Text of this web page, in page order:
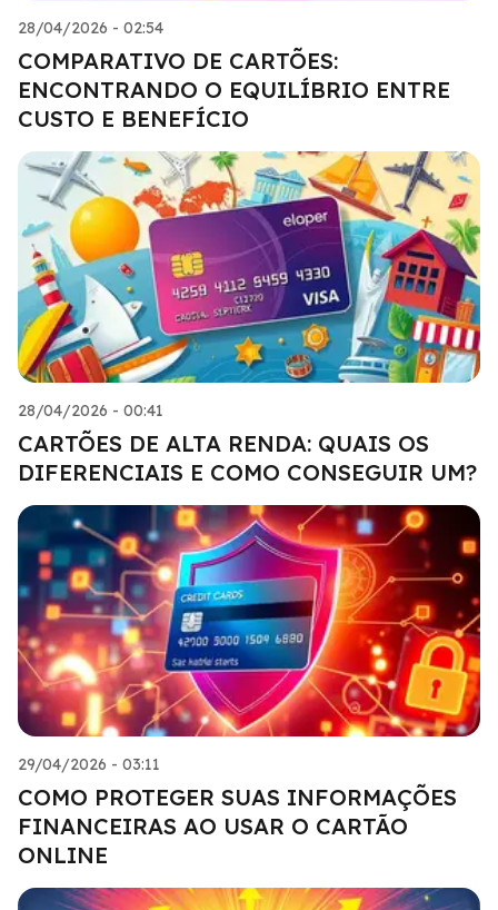
28/04/2026 - 02:54
COMPARATIVO DE CARTÕES:
ENCONTRANDO O EQUILÍBRIO ENTRE
CUSTO E BENEFÍCIO
28/04/2026 - 00:41
CARTÕES DE ALTA RENDA: QUAIS OS
DIFERENCIAIS E COMO CONSEGUIR UM?
29/04/2026 - 03:11
COMO PROTEGER SUAS INFORMAÇÕES
FINANCEIRAS AO USAR O CARTÃO
ONLINE